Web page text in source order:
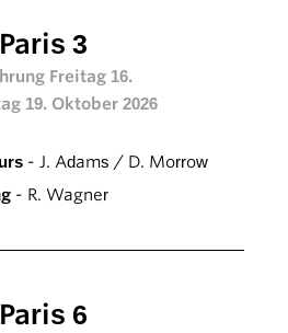
Paris 3
Freitag 16.
19. Oktober 2026
- J. Adams / D. Morrow
- R. Wagner
Paris 6